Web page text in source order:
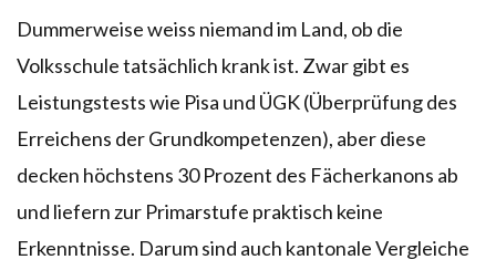
Dummerweise weiss niemand im Land, ob die
Volksschule tatsächlich krank ist. Zwar gibt es
Leistungstests wie Pisa und ÜGK (Überprüfung des
Erreichens der Grundkompetenzen), aber diese
decken höchstens 30 Prozent des Fächerkanons ab
und liefern zur Primarstufe praktisch keine
Erkenntnisse. Darum sind auch kantonale Vergleiche